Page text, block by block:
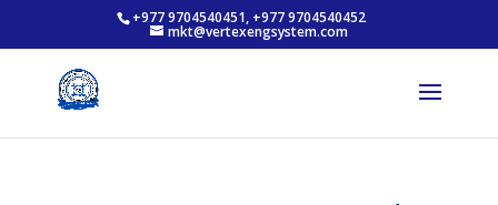
+977 9704540451, +977 9704540452
mkt@vertexengsystem.com